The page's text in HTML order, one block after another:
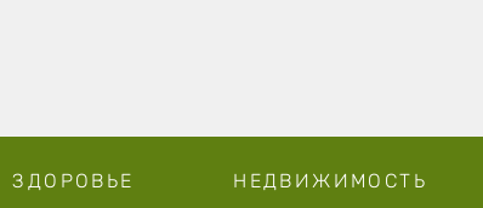
ЗДОРОВЬЕ НЕДВИЖИМОСТЬ